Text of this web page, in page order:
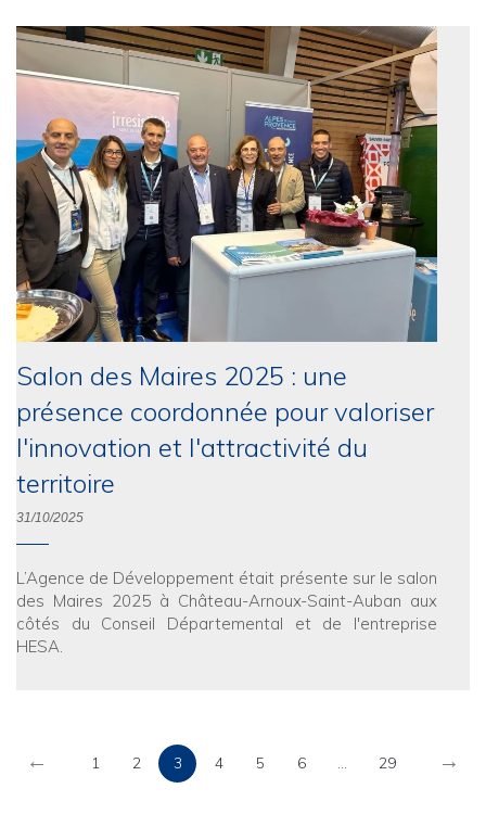
Salon des Maires 2025 : une
présence coordonnée pour valoriser
l'innovation et l'attractivité du
territoire
31/10/2025
L’Agence de Développement était présente sur le salon
des Maires 2025 à Château-Arnoux-Saint-Auban aux
côtés du Conseil Départemental et de l'entreprise
HESA.
← 1 2 3 4 5 6 ... 29 →